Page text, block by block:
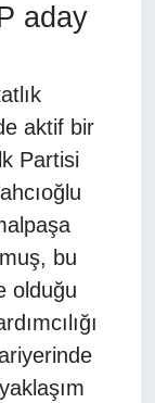
aday
aktif bir
Partisi
bu
olduğu